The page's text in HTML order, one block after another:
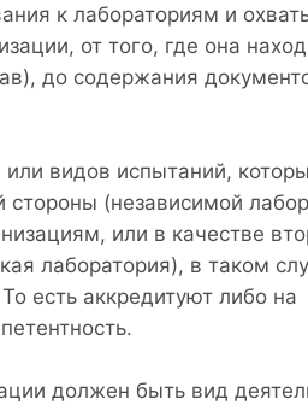
к лабораториям и
от того, где она
до содержания
видов испытаний,
стороны (независимой
или в качестве
лаборатория), в таком
есть аккредитуют либо на
должен быть вид